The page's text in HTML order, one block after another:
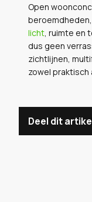
Open
licht , ruimte
dus geen
zichtlijnen,
zowel praktisch
Deel dit